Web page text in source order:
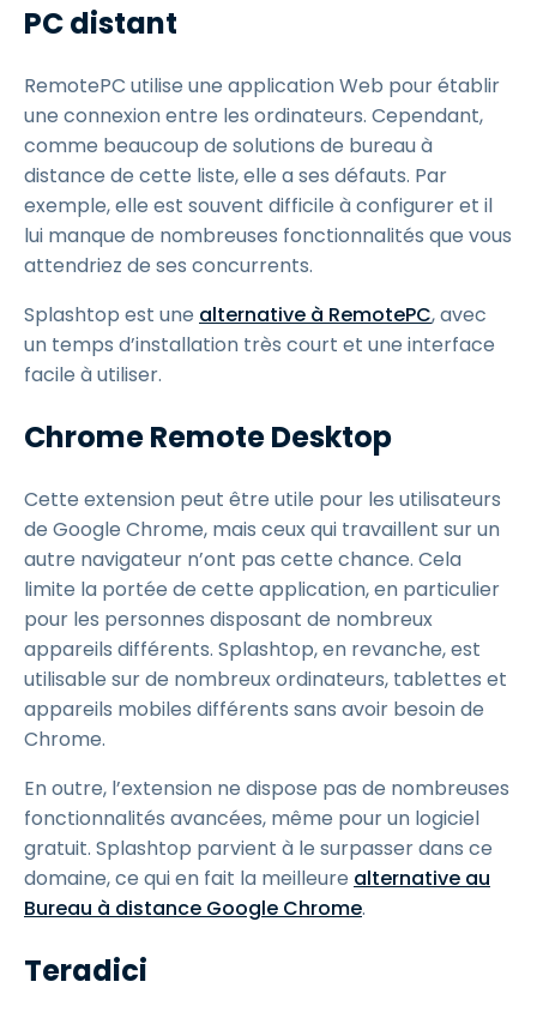
PC distant
RemotePC utilise une application Web pour établir
une connexion entre les ordinateurs. Cependant,
comme beaucoup de solutions de bureau à
distance de cette liste, elle a ses défauts. Par
exemple, elle est souvent difficile à configurer et il
lui manque de nombreuses fonctionnalités que vous
attendriez de ses concurrents.
Splashtop est une alternative à RemotePC, avec
un temps d’installation très court et une interface
facile à utiliser.
Chrome Remote Desktop
Cette extension peut être utile pour les utilisateurs
de Google Chrome, mais ceux qui travaillent sur un
autre navigateur n’ont pas cette chance. Cela
limite la portée de cette application, en particulier
pour les personnes disposant de nombreux
appareils différents. Splashtop, en revanche, est
utilisable sur de nombreux ordinateurs, tablettes et
appareils mobiles différents sans avoir besoin de
Chrome.
En outre, l’extension ne dispose pas de nombreuses
fonctionnalités avancées, même pour un logiciel
gratuit. Splashtop parvient à le surpasser dans ce
domaine, ce qui en fait la meilleure alternative au
Bureau à distance Google Chrome.
Teradici